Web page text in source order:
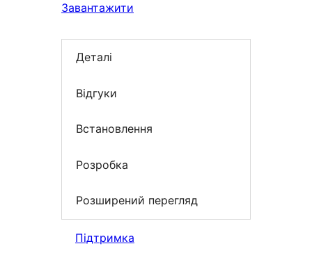
Завантажити
Деталі
Відгуки
Встановлення
Розробка
Розширений перегляд
Підтримка